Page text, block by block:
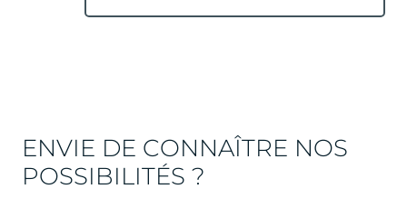
ENVIE DE CONNAÎTRE NOS
POSSIBILITÉS ?